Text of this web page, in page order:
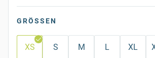
GRÖSSEN
XS S M L XL